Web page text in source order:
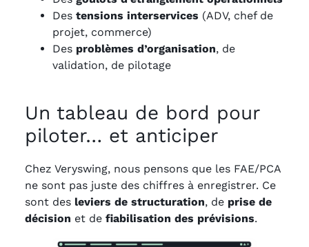
Des tensions interservices (ADV, chef de
projet, commerce)
Des problèmes d’organisation, de
validation, de pilotage
Un tableau de bord pour
piloter… et anticiper
Chez Veryswing, nous pensons que les FAE/PCA
ne sont pas juste des chiffres à enregistrer. Ce
sont des leviers de structuration, de prise de
décision et de fiabilisation des prévisions.